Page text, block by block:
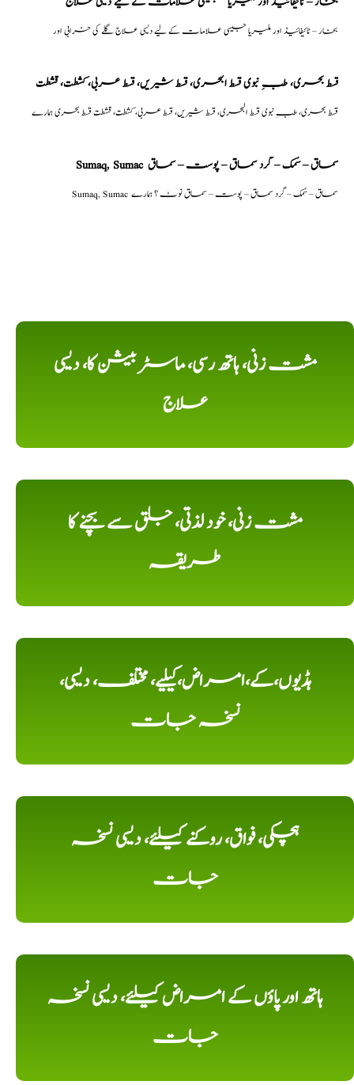
بخار – ٹائیفائیڈ اور ملیریا جیسی علامات کے لیے دیسی علاج گلے کی خرابی اور
قسط بحری، طبِ نبوی قسط البحری، قسط شیریں، قسط عربی، كشطت، قشطت
قسط بحری، طبِ نبوی قسط البحری، قسط شیریں، قسط عربی، كشطت، قشطت قسط بحری ہمارے
Sumaq, Sumac سماق – سُمک – گرد سماق – پوست – سماق
Sumaq, Sumac سماق – سُمک – گرد سماق – پوست – سماق نوٹ ؟ ہمارے
مشت زنی، ہاتھ رسی، ماسٹر بیشن کا، دیسی
علاج
مشت زنی، خود لذتی، جلق سے بچنے کا
طریقہ
ہڈیوں،کے،امراض،کیلیے، مختلف، دیسی،
نسخہ جات
ہچکی، فواق، روکنے کیلئے، دیسی نسخہ
جات
ہاتھ اور پاؤں کے امراض کیلئے، دیسی نسخہ
جات